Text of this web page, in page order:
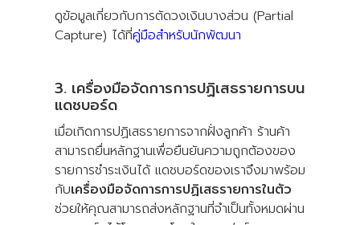
ดูข้อมูลเกี่ยวกับการตัดวงเงินบางส่วน (Partial
Capture) ได้ที่คู่มือสำหรับนักพัฒนา
3. เครื่องมือจัดการการปฏิเสธรายการบน
แดชบอร์ด
เมื่อเกิดการปฏิเสธรายการจากฝั่งลูกค้า ร้านค้า
สามารถยื่นหลักฐานเพื่อยืนยันความถูกต้องของ
รายการชำระเงินได้ แดชบอร์ดของเราจึงมาพร้อม
กับเครื่องมือจัดการการปฏิเสธรายการในตัว
ช่วยให้คุณสามารถส่งหลักฐานที่จำเป็นทั้งหมดผ่าน